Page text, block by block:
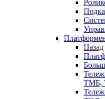
Назад
ТМБ,